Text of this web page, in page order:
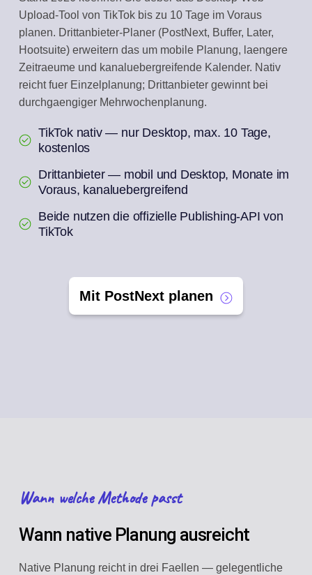
Upload-Tool von TikTok bis zu 10 Tage im Voraus
planen. Drittanbieter-Planer (PostNext, Buffer, Later,
Hootsuite) erweitern das um mobile Planung, laengere
Zeitraeume und kanaluebergreifende Kalender. Nativ
reicht fuer Einzelplanung; Drittanbieter gewinnt bei
durchgaengiger Mehrwochenplanung.
TikTok nativ — nur Desktop, max. 10 Tage,
kostenlos
Drittanbieter — mobil und Desktop, Monate im
Voraus, kanaluebergreifend
Beide nutzen die offizielle Publishing-API von
TikTok
Mit PostNext planen
Wann welche Methode passt
Wann native Planung ausreicht
Native Planung reicht in drei Faellen — gelegentliche